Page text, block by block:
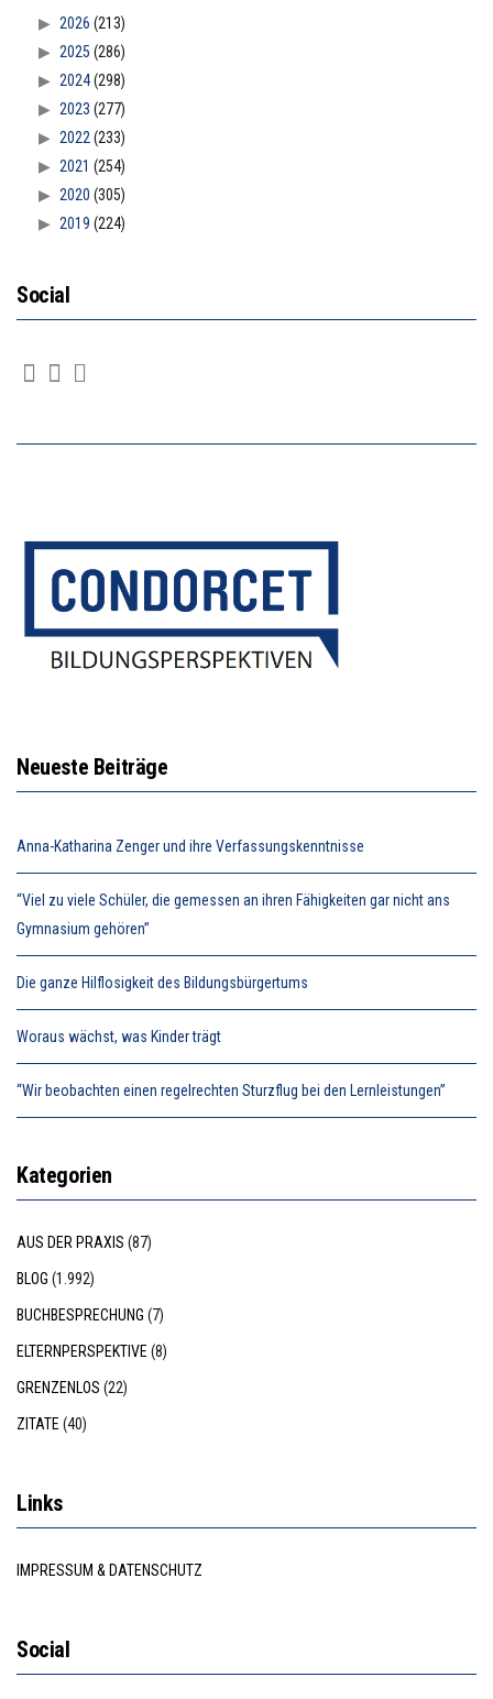
2026 (213)
2025 (286)
2024(298)
2023 (277)
2022(233)
2021 (254)
2020 (305)
2019 (224)
Social
Neueste Beiträge
Anna-Katharina Zenger und ihre Verfassungskenntnisse
“Viel zu viele Schüler, die gemessen an ihren Fähigkeiten gar nicht ans
Gymnasium gehören”
Die ganze Hilflosigkeit des Bildungsbürgertums
Woraus wächst, was Kinder trägt
“Wir beobachten einen regelrechten Sturzflug bei den Lernleistungen”
Kategorien
AUS DER PRAXIS (87)
BLOG (1.992)
BUCHBESPRECHUNG (7)
ELTERNPERSPEKTIVE (8)
GRENZENLOS (22)
ZITATE (40)
Links
IMPRESSUM & DATENSCHUTZ
Social